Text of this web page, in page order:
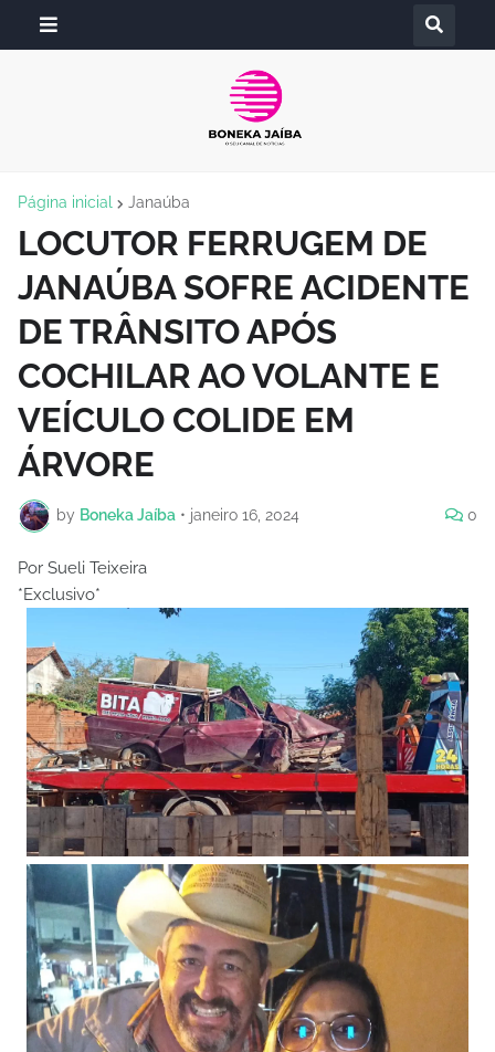
Página inicial Janaúba
LOCUTOR FERRUGEM DE
JANAÚBA SOFRE ACIDENTE
DE TRÂNSITO APÓS
COCHILAR AO VOLANTE E
VEÍCULO COLIDE EM
ÁRVORE
by Boneka Jaíba • janeiro 16, 2024 0
Por Sueli Teixeira
*Exclusivo*